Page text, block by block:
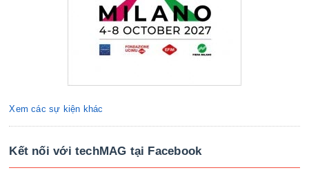
Xem các sự kiện khác
Kết nối với techMAG tại Facebook